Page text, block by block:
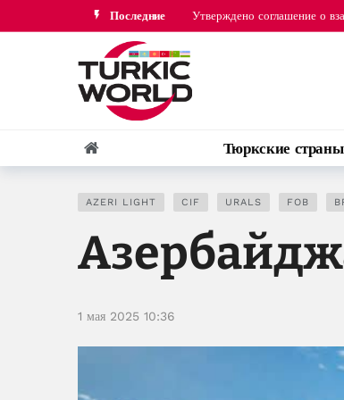
Последние Турция, Саудовская Аравия
Тюркские страны
AZERI LIGHT CIF URALS FOB
1 мая 2025 10:36